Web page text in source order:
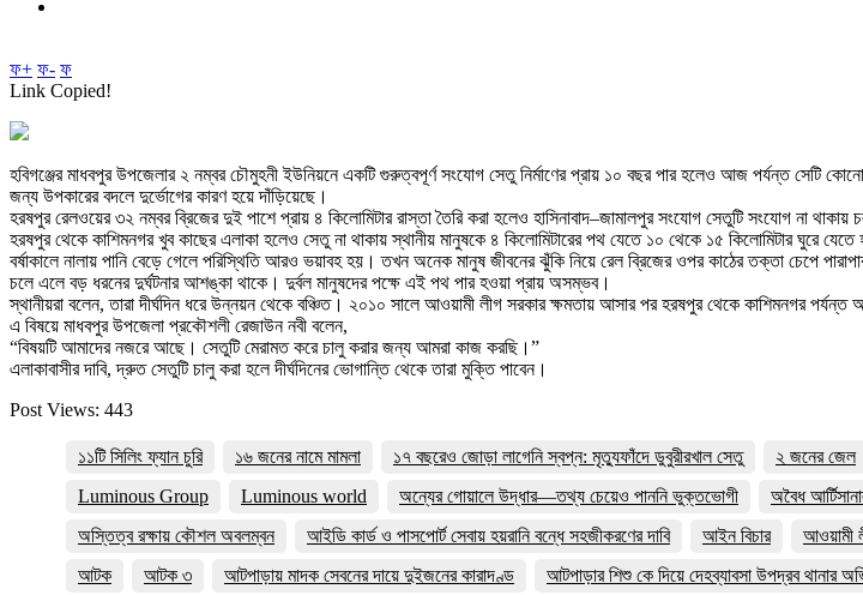
ফ+ ফ- ফ
Link Copied!
হবিগঞ্জের মাধবপুর উপজেলার ২ নম্বর চৌমুহনী ইউনিয়নে একটি গুরুত্বপূর্ণ সংযোগ সেতু নির্মাণের প্রায় ১০ বছর পার হলেও আজ পর্যন্ত সেটি
জন্য উপকারের বদলে দুর্ভোগের কারণ হয়ে দাঁড়িয়েছে।
হরষপুর রেলওয়ের ৩২ নম্বর ব্রিজের দুই পাশে প্রায় ৪ কিলোমিটার রাস্তা তৈরি করা হলেও হাসিনাবাদ–জামালপুর সংযোগ সেতুটি সংযোগ না
হরষপুর থেকে কাশিমনগর খুব কাছের এলাকা হলেও সেতু না থাকায় স্থানীয় মানুষকে ৪ কিলোমিটারের পথ যেতে ১০ থেকে ১৫ কিলোমিটার ঘুরে
বর্ষাকালে নালায় পানি বেড়ে গেলে পরিস্থিতি আরও ভয়াবহ হয়। তখন অনেক মানুষ জীবনের ঝুঁকি নিয়ে রেল ব্রিজের ওপর কাঠের তক্তা চেপে
চলে এলে বড় ধরনের দুর্ঘটনার আশঙ্কা থাকে। দুর্বল মানুষদের পক্ষে এই পথ পার হওয়া প্রায় অসম্ভব।
স্থানীয়রা বলেন, তারা দীর্ঘদিন ধরে উন্নয়ন থেকে বঞ্চিত। ২০১০ সালে আওয়ামী লীগ সরকার ক্ষমতায় আসার পর হরষপুর থেকে কাশিমনগর পর্যন্ত
এ বিষয়ে মাধবপুর উপজেলা প্রকৌশলী রেজাউন নবী বলেন,
“বিষয়টি আমাদের নজরে আছে। সেতুটি মেরামত করে চালু করার জন্য আমরা কাজ করছি।”
এলাকাবাসীর দাবি, দ্রুত সেতুটি চালু করা হলে দীর্ঘদিনের ভোগান্তি থেকে তারা মুক্তি পাবেন।
Post Views: 443
১১টি সিলিং ফ্যান চুরি ১৬ জনের নামে মামলা ১৭ বছরেও জোড়া লাগেনি স্বপ্ন: মৃত্যুফাঁদে ডুবুরীরখাল সেতু ২ জনের জেল
Luminous Group
Luminous world অন্যের গোয়ালে উদ্ধার—তথ্য চেয়েও পাননি ভুক্তভোগী অবৈধ
অস্তিত্ব রক্ষায় কৌশল অবলম্বন
আইডি কার্ড ও পাসপোর্ট সেবায় হয়রানি বন্ধে সহজীকরণের দাবি আইন বিচার আওয়ামী
আটক
আটক ৩ আটপাড়ায় মাদক সেবনের দায়ে দুইজনের কারাদণ্ড আটপাড়ার শিশু কে দিয়ে দেহব্যাবসা উপদ্রব থানার